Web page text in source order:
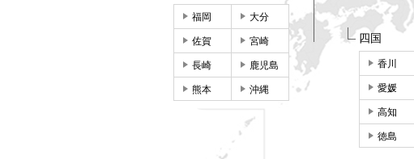
四国
香川
愛媛
高知
徳島
福岡 大分
佐賀 宮崎
長崎 鹿児島
熊本 沖縄